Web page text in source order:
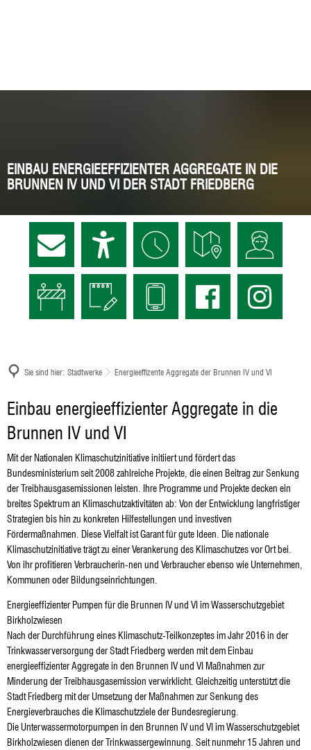
EINBAU ENERGIEEFFIZIENTER AGGREGATE IN DIE
BRUNNEN IV UND VI DER STADT FRIEDBERG
Sie sind hier: Stadtwerke Energieeffizente Aggregate der Brunnen IV und VI
Energieeffizente
Aggregate
der
Brunnen
IV
und
VI
Einbau energieeffizienter Aggregate in die
Brunnen IV und VI
Mit der Nationalen Klimaschutzinitiative initiiert und fördert das
Bundesministerium seit 2008 zahlreiche Projekte, die einen Beitrag zur Senkung
der Treibhausgasemissionen leisten. Ihre Programme und Projekte decken ein
breites Spektrum an Klimaschutzaktivitäten ab: Von der Entwicklung langfristiger
Strategien bis hin zu konkreten Hilfestellungen und investiven
Fördermaßnahmen. Diese Vielfalt ist Garant für gute Ideen. Die nationale
Klimaschutzinitiative trägt zu einer Verankerung des Klimaschutzes vor Ort bei.
Von ihr profitieren Verbraucherin-nen und Verbraucher ebenso wie Unternehmen,
Kommunen oder Bildungseinrichtungen.
Energieeffizienter Pumpen für die Brunnen IV und VI im Wasserschutzgebiet
Birkholzwiesen
Nach der Durchführung eines Klimaschutz-Teilkonzeptes im Jahr 2016 in der
Trinkwasserversorgung der Stadt Friedberg werden mit dem Einbau
energieeffizienter Aggregate in den Brunnen IV und VI Maßnahmen zur
Minderung der Treibhausgasemission verwirklicht. Gleichzeitig unterstützt die
Stadt Friedberg mit der Umsetzung der Maßnahmen zur Senkung des
Energieverbrauches die Klimaschutzziele der Bundesregierung.
Die Unterwassermotorpumpen in den Brunnen IV und VI im Wasserschutzgebiet
Birkholzwiesen dienen der Trinkwassergewinnung. Seit nunmehr 15 Jahren und